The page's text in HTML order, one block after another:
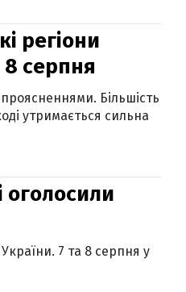
регіони
8 серпня
Більшість
утримається сильна
оголосили
7 та 8 серпня у